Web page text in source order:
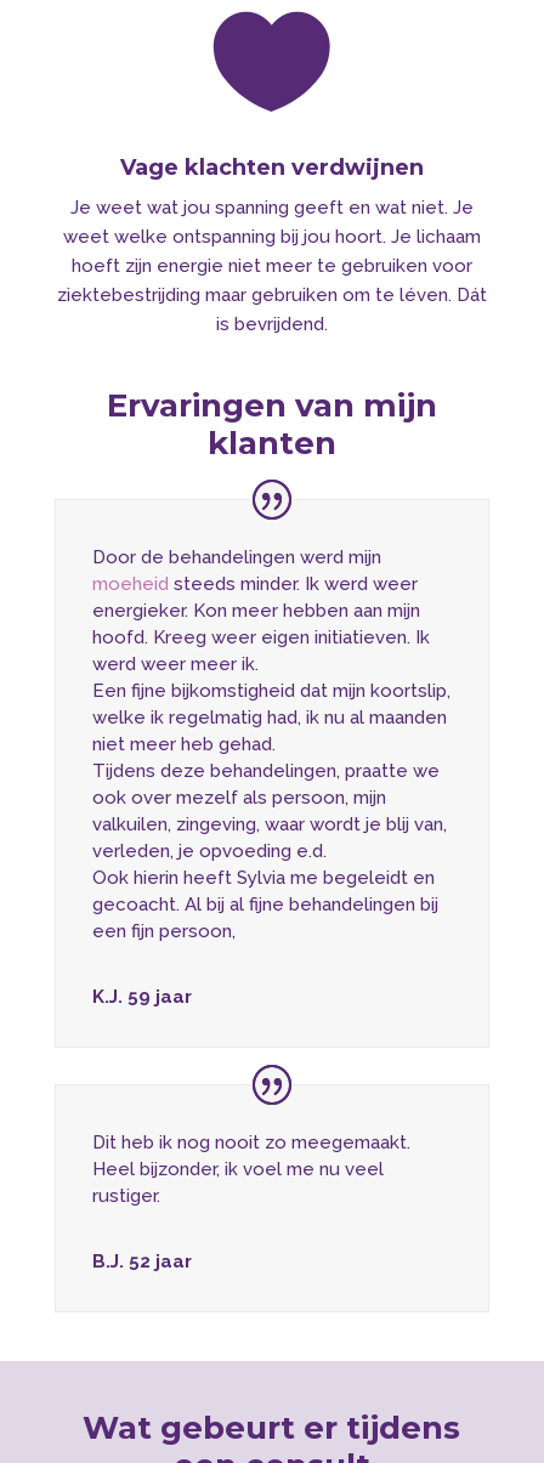

Vage klachten verdwijnen
Je weet wat jou spanning geeft en wat niet. Je
weet welke ontspanning bij jou hoort. Je lichaam
hoeft zijn energie niet meer te gebruiken voor
ziektebestrijding maar gebruiken om te léven. Dát
is bevrijdend.
Ervaringen van mijn
klanten
Door de behandelingen werd mijn
moeheid steeds minder. Ik werd weer
energieker. Kon meer hebben aan mijn
hoofd. Kreeg weer eigen initiatieven. Ik
werd weer meer ik.
Een fijne bijkomstigheid dat mijn koortslip,
welke ik regelmatig had, ik nu al maanden
niet meer heb gehad.
Tijdens deze behandelingen, praatte we
ook over mezelf als persoon, mijn
valkuilen, zingeving, waar wordt je blij van,
verleden, je opvoeding e.d.
Ook hierin heeft Sylvia me begeleidt en
gecoacht. Al bij al fijne behandelingen bij
een fijn persoon,
K.J. 59 jaar
Dit heb ik nog nooit zo meegemaakt.
Heel bijzonder, ik voel me nu veel
rustiger.
B.J. 52 jaar
Wat gebeurt er tijdens